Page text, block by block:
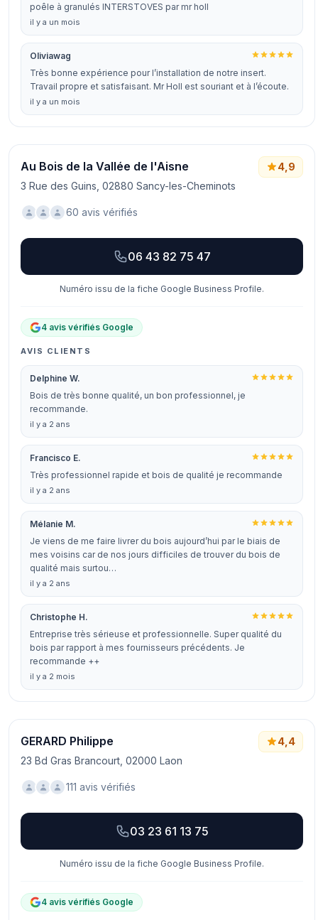
poêle à granulés INTERSTOVES par mr holl
il y a un mois
Oliviawag
Très bonne expérience pour l’installation de notre insert.
Travail propre et satisfaisant. Mr Holl est souriant et à l’écoute.
il y a un mois
Au Bois de la Vallée de l'Aisne
3 Rue des Guins, 02880 Sancy-les-Cheminots
4,9
60 avis vérifiés
06 43 82 75 47
Numéro issu de la fiche Google Business Profile.
4 avis vérifiés Google
AVIS CLIENTS
Delphine W.
Bois de très bonne qualité, un bon professionnel, je
recommande.
il y a 2 ans
Francisco E.
Très professionnel rapide et bois de qualité je recommande
il y a 2 ans
Mélanie M.
Je viens de me faire livrer du bois aujourd’hui par le biais de
mes voisins car de nos jours difficiles de trouver du bois de
qualité mais surtou…
il y a 2 ans
Christophe H.
Entreprise très sérieuse et professionnelle. Super qualité du
bois par rapport à mes fournisseurs précédents. Je
recommande ++
il y a 2 mois
GERARD Philippe
23 Bd Gras Brancourt, 02000 Laon
4,4
111 avis vérifiés
03 23 61 13 75
Numéro issu de la fiche Google Business Profile.
4 avis vérifiés Google